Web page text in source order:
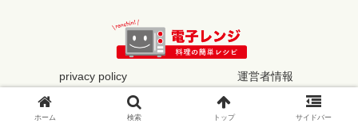
privacy policy 運営者情報
© 2019 電子レンジの簡単レシピ.
ホーム 検索 トップ サイドバー